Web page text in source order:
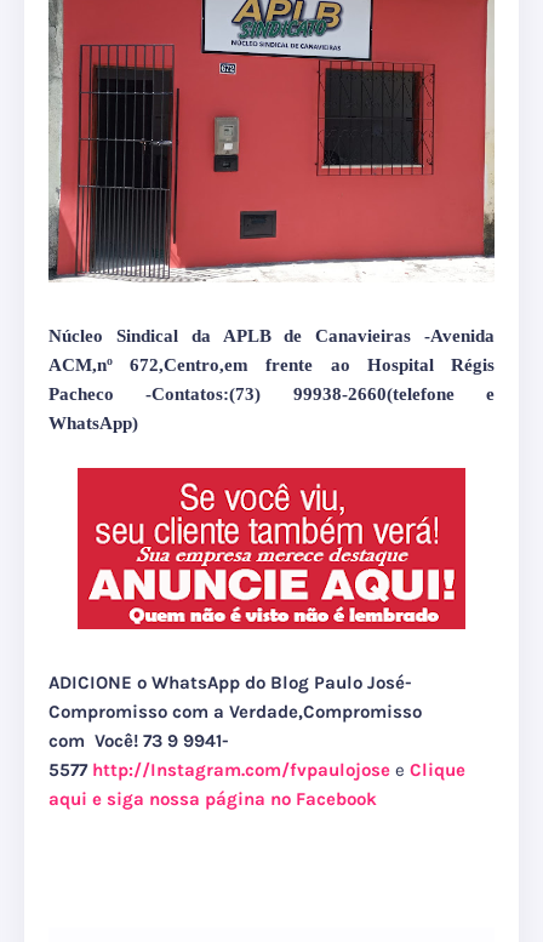
Núcleo Sindical da APLB de Canavieiras -Avenida
ACM,nº 672,Centro,em frente ao Hospital Régis
Pacheco -Contatos:(73) 99938-2660(telefone e
WhatsApp)
ADICIONE o WhatsApp do Blog Paulo José-
Compromisso com a Verdade,Compromisso
com Você! 73 9 9941-
5577 http://Instagram.com/fvpaulojose e Clique
aqui e siga nossa página no Facebook